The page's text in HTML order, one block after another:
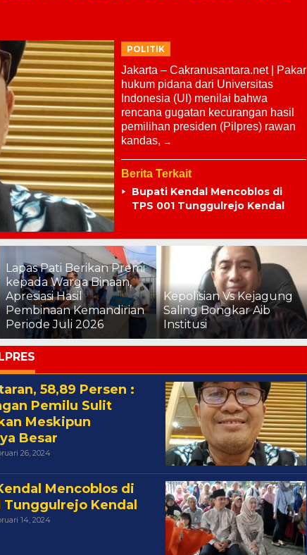
POLITIK
Jakarta – Cakranusantara.net | Pakar
hukum pidana dari Universitas
Indonesia (UI) menilai bahwa
rencana gugatan kecurangan hasil
pemilihan presiden (Pilpres) rawan
kandas,
Berita Terkait
Bupati Kendal Mencoblos di
TPS 001 Tunggulrejo Kendal
Kepolisian Vs Kejagung
Saling Bongkar Aib
Institusi
Polri vs Kejagung: Ketika
Penegak Hukum Saling
Bongkar, Siapa yang
Mengawasi?
58,89 Persen :
Pemilu Sulit
Meskipun
Besar
26, 2024Oleh
Mencoblos di
Tunggulrejo Kendal
14, 2024Oleh